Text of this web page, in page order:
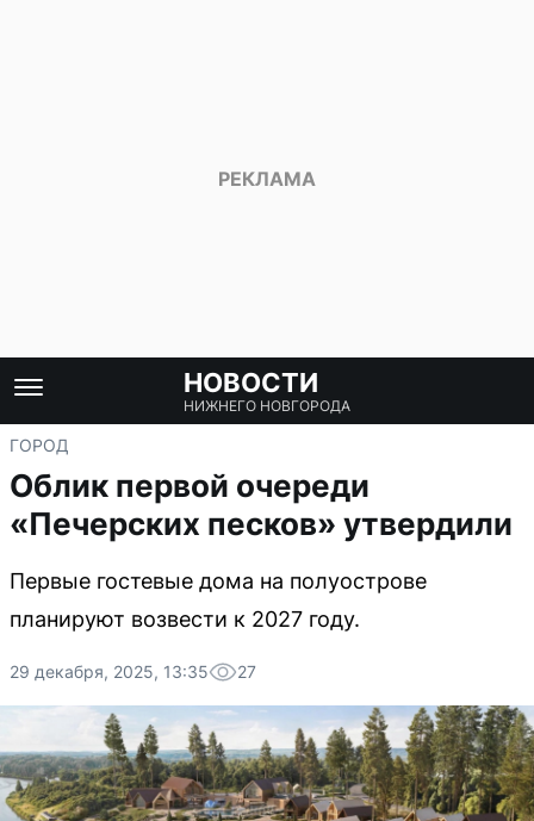
НОВОСТИ
НИЖНЕГО НОВГОРОДА
ГОРОД
Облик первой очереди
«Печерских песков» утвердили
Первые гостевые дома на полуострове
планируют возвести к 2027 году.
29 декабря, 2025, 13:35 27